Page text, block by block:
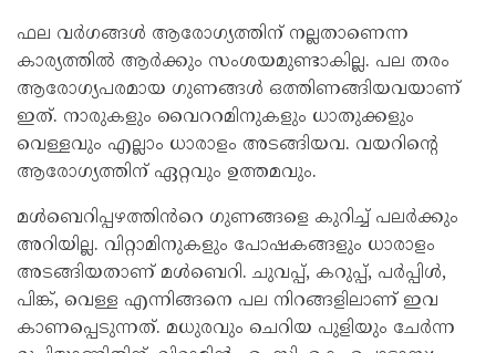
ഫല വർഗങ്ങൾ ആരോഗ്യത്തിന് നല്ലതാണെന്ന
കാര്യത്തിൽ ആർക്കും സംശയമുണ്ടാകില്ല. പല തരം
ആരോഗ്യപരമായ ഗുണങ്ങൾ ഒത്തിണങ്ങിയവയാണ്
ഇത്. നാരുകളും വൈററമിനുകളും ധാതുക്കളും
വെള്ളവും എല്ലാം ധാരാളം അടങ്ങിയവ. വയറിന്റെ
ആരോഗ്യത്തിന് ഏറ്റവും ഉത്തമവും.
മൾബെറിപ്പഴത്തിൻറെ ഗുണങ്ങളെ കുറിച്ച് പലർക്കും
അറിയില്ല. വിറ്റാമിനുകളും പോഷകങ്ങളും ധാരാളം
അടങ്ങിയതാണ് മൾബെറി. ചുവപ്പ്, കറുപ്പ്, പർപ്പിൾ,
പിങ്ക്, വെള്ള എന്നിങ്ങനെ പല നിറങ്ങളിലാണ് ഇവ
കാണപ്പെടുന്നത്. മധുരവും ചെറിയ പുളിയും ചേർന്ന